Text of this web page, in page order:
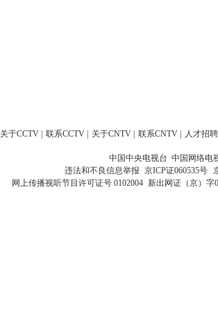
关于CCTV 联系CCTV 关于CNTV 联系CNTV 人才招聘
中国中央电视台 中国网络电
违法和不良信息举报 京ICP证060535号
网上传播视听节目许可证号 0102004 新出网证（京）